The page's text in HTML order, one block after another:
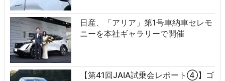
日産、「アリア」第1号車納車セレモ
ニーを本社ギャラリーで開催
【第41回JAIA試乗会レポート④】ゴ